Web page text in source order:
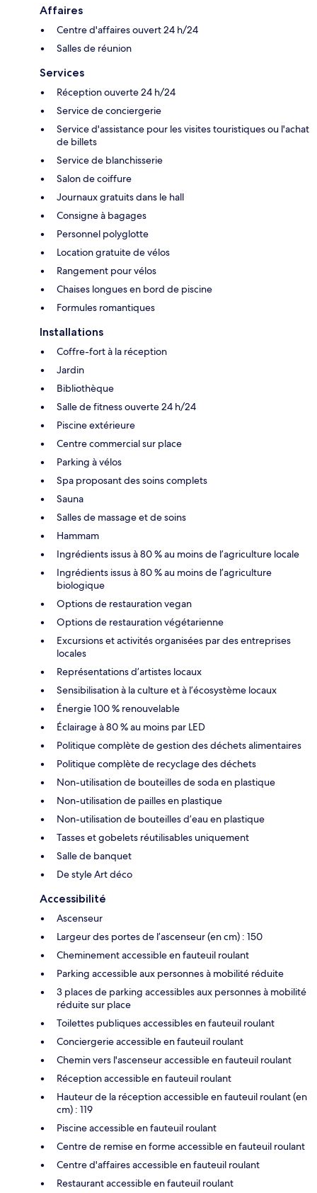
Affaires
Centre d'affaires ouvert 24 h/24
Salles de réunion
Services
Réception ouverte 24 h/24
Service de conciergerie
Service d'assistance pour les visites touristiques ou l'achat
de billets
Service de blanchisserie
Salon de coiffure
Journaux gratuits dans le hall
Consigne à bagages
Personnel polyglotte
Location gratuite de vélos
Rangement pour vélos
Chaises longues en bord de piscine
Formules romantiques
Installations
Coffre-fort à la réception
Jardin
Bibliothèque
Salle de fitness ouverte 24 h/24
Piscine extérieure
Centre commercial sur place
Parking à vélos
Spa proposant des soins complets
Sauna
Salles de massage et de soins
Hammam
Ingrédients issus à 80 % au moins de l’agriculture locale
Ingrédients issus à 80 % au moins de l’agriculture
biologique
Options de restauration vegan
Options de restauration végétarienne
Excursions et activités organisées par des entreprises
locales
Représentations d’artistes locaux
Sensibilisation à la culture et à l’écosystème locaux
Énergie 100 % renouvelable
Éclairage à 80 % au moins par LED
Politique complète de gestion des déchets alimentaires
Politique complète de recyclage des déchets
Non-utilisation de bouteilles de soda en plastique
Non-utilisation de pailles en plastique
Non-utilisation de bouteilles d’eau en plastique
Tasses et gobelets réutilisables uniquement
Salle de banquet
De style Art déco
Accessibilité
Ascenseur
Largeur des portes de l’ascenseur (en cm) : 150
Cheminement accessible en fauteuil roulant
Parking accessible aux personnes à mobilité réduite
3 places de parking accessibles aux personnes à mobilité
réduite sur place
Toilettes publiques accessibles en fauteuil roulant
Conciergerie accessible en fauteuil roulant
Chemin vers l'ascenseur accessible en fauteuil roulant
Réception accessible en fauteuil roulant
Hauteur de la réception accessible en fauteuil roulant (en
cm) : 119
Piscine accessible en fauteuil roulant
Centre de remise en forme accessible en fauteuil roulant
Centre d'affaires accessible en fauteuil roulant
Restaurant accessible en fauteuil roulant